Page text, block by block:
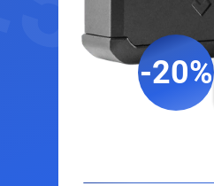
-20%